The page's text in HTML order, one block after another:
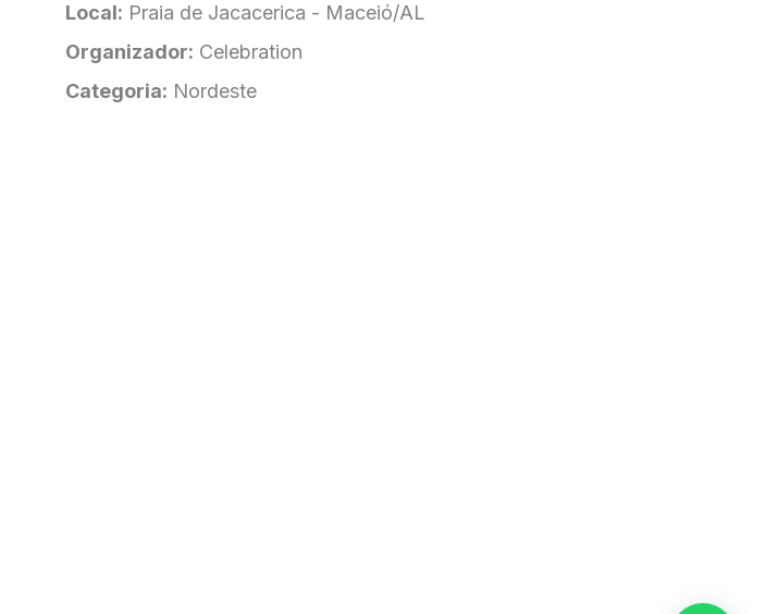
Local: Praia de Jacacerica - Maceió/AL
Organizador: Celebration
Categoria: Nordeste